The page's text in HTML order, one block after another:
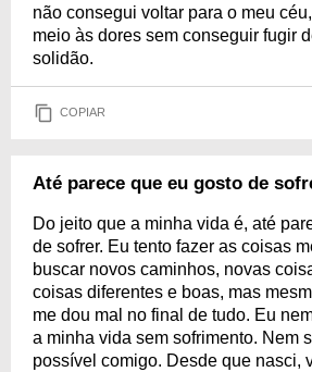
não consegui voltar para o meu
meio às dores sem conseguir fugir
solidão.
COPIAR
Até parece que eu gosto de
Do jeito que a minha vida é, até
de sofrer. Eu tento fazer as coisas
buscar novos caminhos, novas
coisas diferentes e boas, mas
me dou mal no final de tudo. Eu
a minha vida sem sofrimento. Nem
possível comigo. Desde que nasci,